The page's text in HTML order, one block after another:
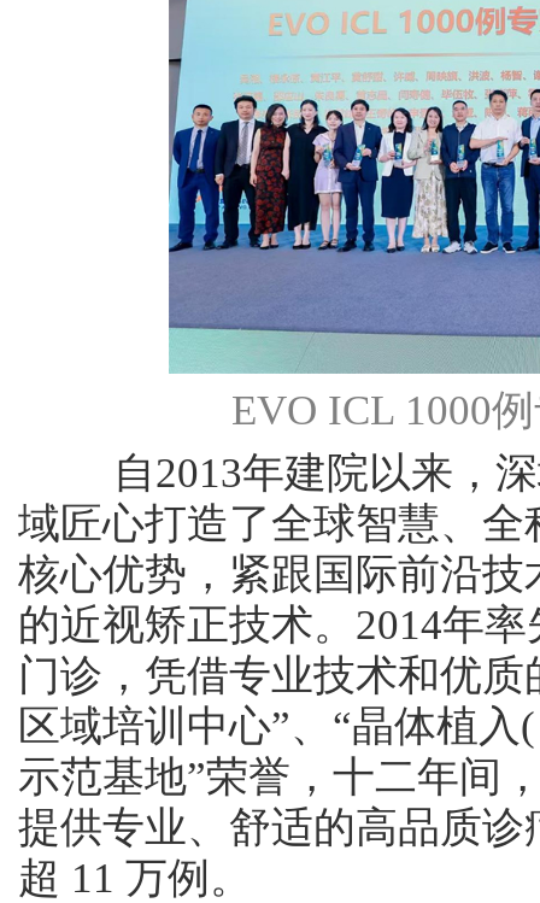
EVO ICL 1000
自2013年建院以来，深
域匠心打造了全球智慧、
核心优势，紧跟国际前沿
的近视矫正技术。2014年
门诊，凭借专业技术和优
区域培训中心”、“晶体植
示范基地”荣誉，十二年间
提供专业、舒适的高品质
超 11 万例。